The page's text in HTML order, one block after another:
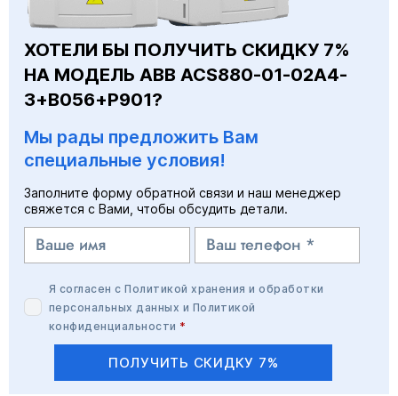
ХОТЕЛИ БЫ ПОЛУЧИТЬ СКИДКУ 7%
НА МОДЕЛЬ ABB ACS880-01-02A4-
3+B056+P901?
Мы рады предложить Вам
специальные условия!
Заполните форму обратной связи и наш менеджер
свяжется с Вами, чтобы обсудить детали.
Я согласен сПолитикой хранения и обработки
персональных данных и Политикой
конфиденциальности *
ПОЛУЧИТЬ СКИДКУ 7%